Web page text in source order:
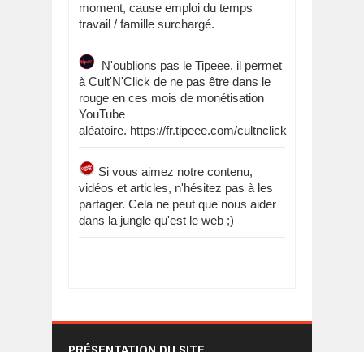
moment, cause emploi du temps
travail / famille surchargé.
N'oublions pas le Tipeee, il permet
à Cult'N'Click de ne pas être dans le
rouge en ces mois de monétisation
YouTube
aléatoire. https://fr.tipeee.com/cultnclick
Si vous aimez notre contenu,
vidéos et articles, n'hésitez pas à les
partager. Cela ne peut que nous aider
dans la jungle qu'est le web ;)